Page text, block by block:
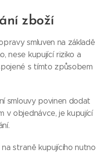
zboží
smluven na základě
nese kupující riziko a
s tímto způsobem
smlouvy povinen dodat
v objednávce, je kupující
straně kupujícího nutno